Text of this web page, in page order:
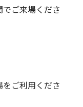
ご来場くださ
ご利用くださ